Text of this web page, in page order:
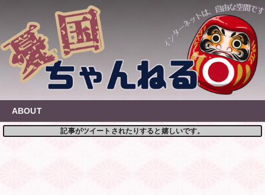
content
ABOUT
記事がツイートされたりすると嬉しいです。